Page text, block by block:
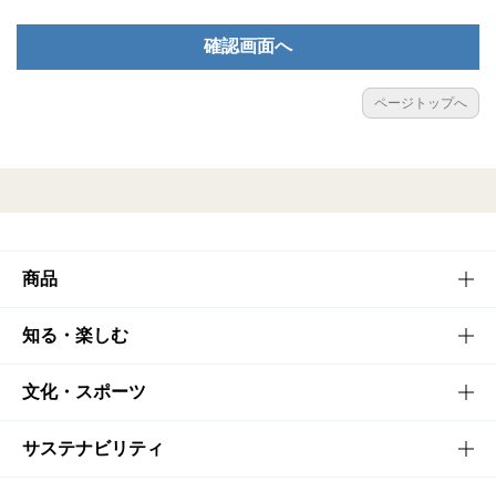
確認画面へ
ページトップへ
商品
商品TOP
商品一覧
商品発売情報
知る・楽しむ
知る・楽しむTOP
キャンペーン
文化・スポーツ
文化・スポーツTOP
サステナビリティ